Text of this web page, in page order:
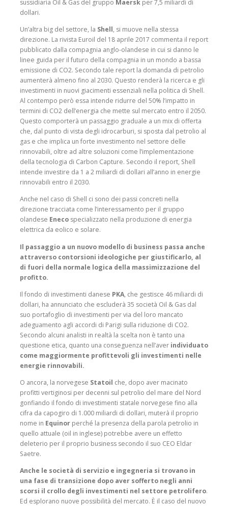
sussidiaria Oil & Gas del gruppo Maersk per 7,5 miliardi di
dollari.
Un’altra big del settore, la Shell, si muove nella stessa
direzione. La rivista Euroil del 18 aprile 2017 commenta il report
pubblicato dalla compagnia anglo-olandese in cui si danno le
linee guida per il futuro della compagnia in un mondo a bassa
emissione di CO2. Secondo tale report la domanda di petrolio
aumenterà almeno fino al 2030. Questo renderà la ricerca e gli
investimenti in nuovi giacimenti essenziali nella politica di Shell.
Al contempo però essa intende ridurre del 50% l’impatto in
termini di CO2 dell’energia che mette sul mercato entro il 2050.
Questo comporterà un passaggio graduale a un mix di offerta
che, dal punto di vista degli idrocarburi, si sposta dal petrolio al
gas e che implica un forte investimento nel settore delle
rinnovabili, oltre ad altre soluzioni come l’implementazione
della tecnologia di Carbon Capture. Secondo il report, Shell
intende investire da 1 a 2 miliardi di dollari all’anno in energie
rinnovabili entro il 2030.
Anche nel caso di Shell ci sono dei passi concreti nella
direzione tracciata come l’interessamento per il gruppo
olandese Eneco specializzato nella produzione di energia
elettrica da eolico e solare.
Il passaggio a un nuovo modello di business passa anche
attraverso contorsioni ideologiche per giustificarlo, al
di fuori della normale logica della massimizzazione del
profitto.
Il fondo di investimenti danese PKA, che gestisce 46 miliardi di
dollari, ha annunciato che escluderà 35 società Oil & Gas dal
suo portafoglio di investimenti per via del loro mancato
adeguamento agli accordi di Parigi sulla riduzione di CO2.
Secondo alcuni analisti in realtà la scelta non è tanto una
questione etica, quanto una conseguenza nell’aver individuato
come maggiormente profittevoli gli investimenti nelle
energie rinnovabili.
O ancora, la norvegese Statoil che, dopo aver macinato
profitti vertiginosi per decenni sul petrolio del mare del Nord
gonfiando il fondo di investimenti statale norvegese fino alla
cifra da capogiro di 1.000 miliardi di dollari, muterà il proprio
nome in Equinor perché la presenza della parola petrolio in
quello attuale (oil in inglese) potrebbe avere un effetto
deleterio per il proprio business secondo il suo CEO Eldar
Saetre.
Anche le società di servizio e ingegneria si trovano in
una fase di transizione dopo aver sofferto negli anni
scorsi il crollo degli investimenti nel settore petrolifero.
Ed esplorano nuove possibilità del mercato. È il caso del nuovo